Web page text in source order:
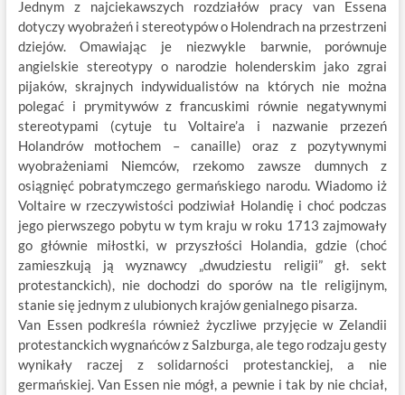
Jednym z najciekawszych rozdziałów pracy van Essena
dotyczy wyobrażeń i stereotypów o Holendrach na przestrzeni
dziejów. Omawiając je niezwykle barwnie, porównuje
angielskie stereotypy o narodzie holenderskim jako zgrai
pijaków, skrajnych indywidualistów na których nie można
polegać i prymitywów z francuskimi równie negatywnymi
stereotypami (cytuje tu Voltaire’a i nazwanie przezeń
Holandrów motłochem – canaille) oraz z pozytywnymi
wyobrażeniami Niemców, rzekomo zawsze dumnych z
osiągnięć pobratymczego germańskiego narodu. Wiadomo iż
Voltaire w rzeczywistości podziwiał Holandię i choć podczas
jego pierwszego pobytu w tym kraju w roku 1713 zajmowały
go głównie miłostki, w przyszłości Holandia, gdzie (choć
zamieszkują ją wyznawcy „dwudziestu religii” gł. sekt
protestanckich), nie dochodzi do sporów na tle religijnym,
stanie się jednym z ulubionych krajów genialnego pisarza.
Van Essen podkreśla również życzliwe przyjęcie w Zelandii
protestanckich wygnańców z Salzburga, ale tego rodzaju gesty
wynikały raczej z solidarności protestanckiej, a nie
germańskiej. Van Essen nie mógł, a pewnie i tak by nie chciał,